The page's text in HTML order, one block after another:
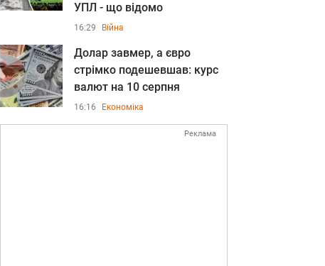
УПЛ - що відомо
16:29 Війна
Долар завмер, а євро
стрімко подешевшав: курс
валют на 10 серпня
16:16 Економіка
Реклама